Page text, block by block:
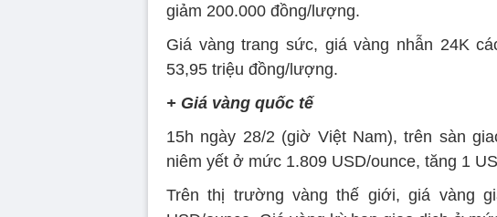
giảm 200.000 đồng/lượng.
Giá vàng trang sức, giá vàng nhẫn 24K
53,95 triệu đồng/lượng.
+ Giá vàng quốc tế
15h ngày 28/2 (giờ Việt Nam), trên sàn
niêm yết ở mức 1.809 USD/ounce, tăng 1
Trên thị trường vàng thế giới, giá vàng